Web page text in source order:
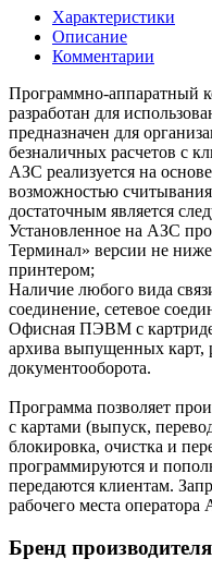
Характеристики
Описание
Комментарии
Программно-
разработан для
предназначен для
безналичных расчетов с
АЗС реализуется на
возможностью
достаточным является
Установленное на АЗС
Терминал» версии не
принтером;
Наличие любого вида
соединение, сетевое
Офисная ПЭВМ с
архива выпущенных карт,
документооборота.
Программа позволяет
с картами (выпуск,
блокировка, очистка и
программируются и
передаются клиентам.
рабочего места оператора
Бренд производителя